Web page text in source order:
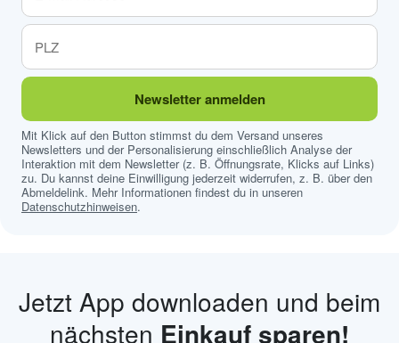
Newsletter anmelden
Mit Klick auf den Button stimmst du dem Versand unseres
Newsletters und der Personalisierung einschließlich Analyse der
Interaktion mit dem Newsletter (z. B. Öffnungsrate, Klicks auf Links)
zu. Du kannst deine Einwilligung jederzeit widerrufen, z. B. über den
Abmeldelink. Mehr Informationen findest du in unseren
Datenschutzhinweisen.
Jetzt App downloaden und beim
nächsten Einkauf sparen!